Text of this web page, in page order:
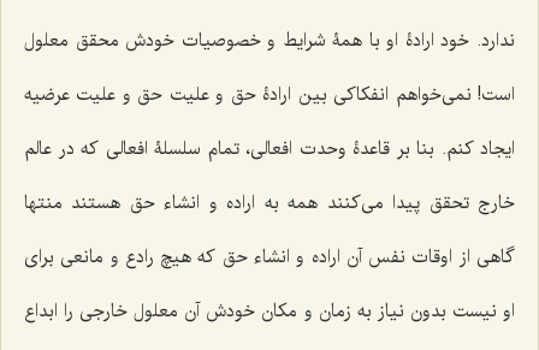
ندارد. خود ارادۀ او با همۀ شرایط و خصوصیات خودش محقق معلول
است! نمی‌خواهم انفکاکی بین ارادۀ حق و علیت حق و علیت عرضیه
ایجاد کنم. بنا بر قاعدۀ وحدت افعالی، تمام سلسلۀ افعالی که در عالم
خارج تحقق پیدا می‌کنند همه به اراده و انشاء حق هستند منتها
گاهی از اوقات نفس آن اراده و انشاء حق که هیچ رادع و مانعی برای
او نیست بدون نیاز به زمان و مکان خودش آن معلول خارجی را ابداع